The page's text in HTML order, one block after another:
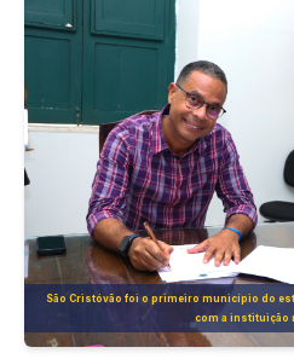
São Cristóvão foi o primeiro município do
com a instituição